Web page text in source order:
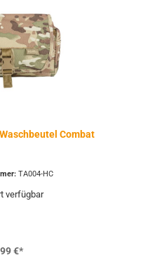
Combat
TA004-HC
verfügbar
€*